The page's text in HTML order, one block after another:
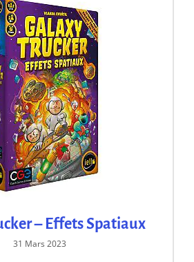
– Effets Spatiaux
31 Mars 2023